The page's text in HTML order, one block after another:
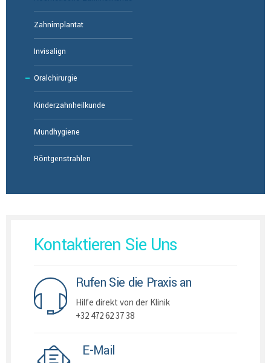
Zahnimplantat
Invisalign
Oralchirurgie
Kinderzahnheilkunde
Mundhygiene
Röntgenstrahlen
Kontaktieren Sie Uns
Rufen Sie die Praxis an
Hilfe direkt von der Klinik
+32 472 62 37 38
E-Mail